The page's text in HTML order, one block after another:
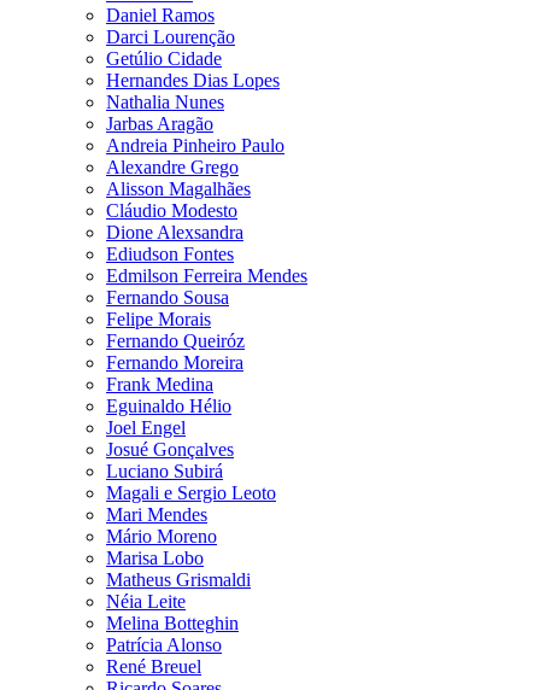
Daniel Ramos
Darci Lourenção
Getúlio Cidade
Hernandes Dias Lopes
Nathalia Nunes
Jarbas Aragão
Andreia Pinheiro Paulo
Alexandre Grego
Alisson Magalhães
Cláudio Modesto
Dione Alexsandra
Ediudson Fontes
Edmilson Ferreira Mendes
Fernando Sousa
Felipe Morais
Fernando Queiróz
Fernando Moreira
Frank Medina
Eguinaldo Hélio
Joel Engel
Josué Gonçalves
Luciano Subirá
Magali e Sergio Leoto
Mari Mendes
Mário Moreno
Marisa Lobo
Matheus Grismaldi
Néia Leite
Melina Botteghin
Patrícia Alonso
René Breuel